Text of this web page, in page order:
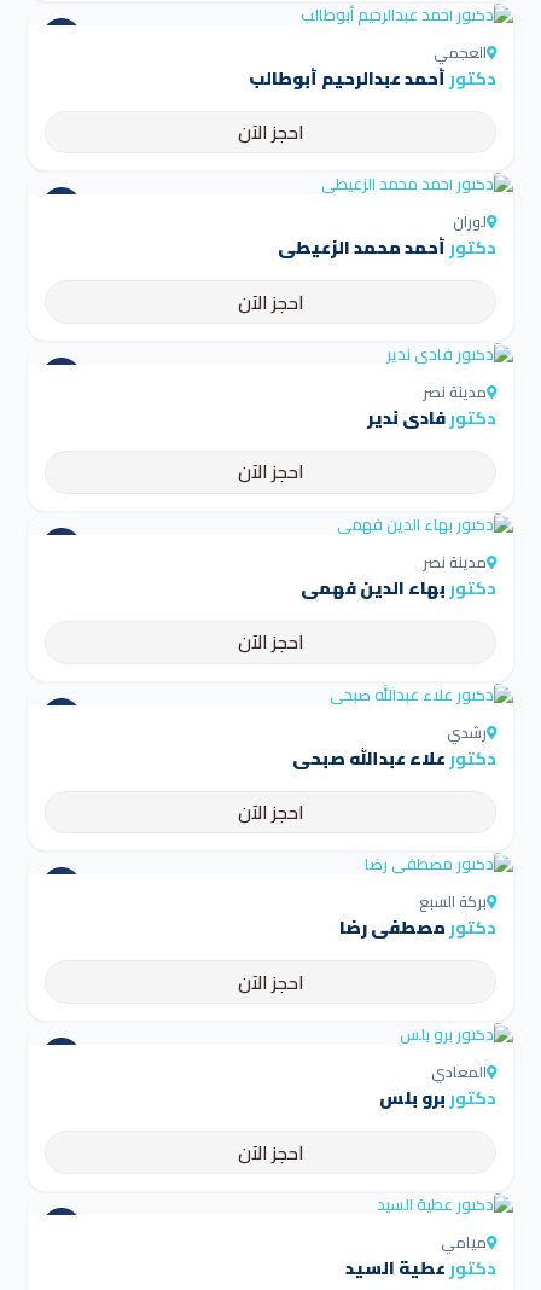
العجمي
دكتورأحمد عبدالرحيم أبوطالب
احجز الآن
لوران
دكتورأحمد محمد الزعيطي
احجز الآن
مدينة نصر
دكتورفادي ندير
احجز الآن
مدينة نصر
دكتوربهاء الدين فهمى
احجز الآن
رشدي
دكتورعلاء عبدالله صبحي
احجز الآن
بركة السبع
دكتورمصطفي رضا
احجز الآن
المعادي
دكتوربرو بلس
احجز الآن
ميامي
دكتورعطية السيد